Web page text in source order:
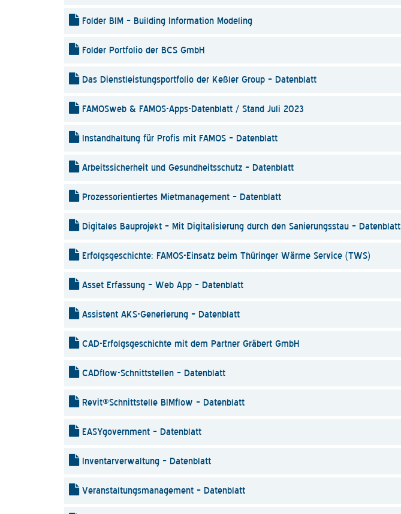
Folder BIM – Building Information Modeling
Folder Portfolio der BCS GmbH
Das Dienstleistungsportfolio der Keßler Group – Datenblatt
FAMOSweb & FAMOS-Apps-Datenblatt / Stand Juli 2023
Instandhaltung für Profis mit FAMOS – Datenblatt
Arbeitssicherheit und Gesundheitsschutz – Datenblatt
Prozessorientiertes Mietmanagement – Datenblatt
Digitales Bauprojekt – Mit Digitalisierung durch den Sanierungsstau – Datenblatt
Erfolgsgeschichte: FAMOS-Einsatz beim Thüringer Wärme Service (TWS)
Asset Erfassung – Web App – Datenblatt
Assistent AKS-Generierung – Datenblatt
CAD-Erfolgsgeschichte mit dem Partner Gräbert GmbH
CADflow-Schnittstellen – Datenblatt
Revit®Schnittstelle BIMflow – Datenblatt
EASYgovernment – Datenblatt
Inventarverwaltung – Datenblatt
Veranstaltungsmanagement – Datenblatt